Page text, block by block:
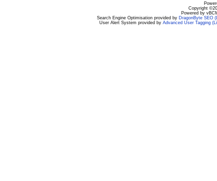
Copyright
Powered by
Search Engine Optimisation provided by DragonByte SEO
User Alert System provided by Advanced User Tagging